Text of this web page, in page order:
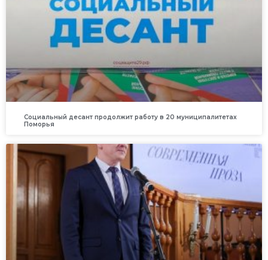
Социальный десант продолжит работу в 20 муниципалитетах
Поморья